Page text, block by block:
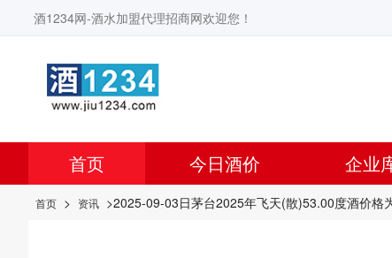
酒1234网-酒水加盟代理招商网欢迎您！
首页 今日酒价 企业
首页 > 资讯 >2025-09-03日茅台2025年飞天(散)53.00度酒价格